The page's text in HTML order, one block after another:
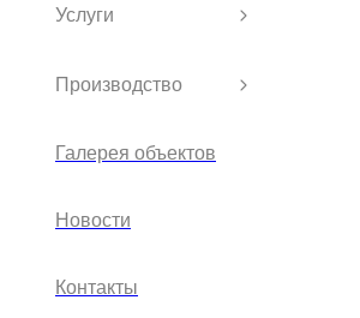
Услуги
Производство
Галерея объектов
Новости
Контакты